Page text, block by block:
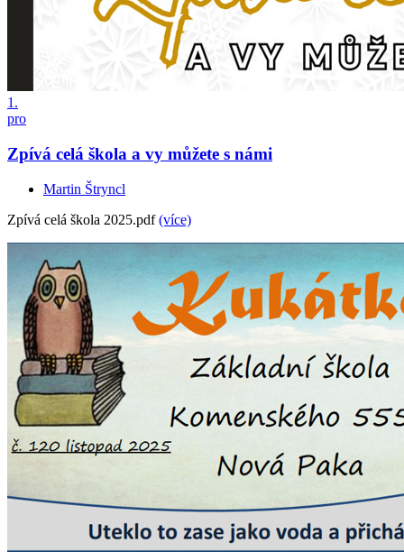
1.
pro
Zpívá celá škola a vy můžete s námi
Martin Štryncl
Zpívá celá škola 2025.pdf(více)